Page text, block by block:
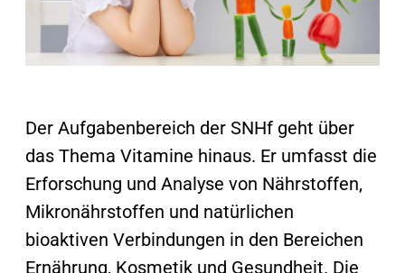
Der Aufgabenbereich der SNHf geht über
das Thema Vitamine hinaus. Er umfasst die
Erforschung und Analyse von Nährstoffen,
Mikronährstoffen und natürlichen
bioaktiven Verbindungen in den Bereichen
Ernährung, Kosmetik und Gesundheit. Die